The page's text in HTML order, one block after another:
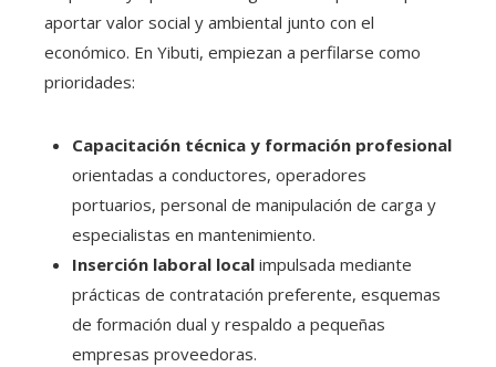
aportar valor social y ambiental junto con el
económico. En Yibuti, empiezan a perfilarse como
prioridades:
Capacitación técnica y formación profesional
orientadas a conductores, operadores
portuarios, personal de manipulación de carga y
especialistas en mantenimiento.
Inserción laboral local impulsada mediante
prácticas de contratación preferente, esquemas
de formación dual y respaldo a pequeñas
empresas proveedoras.